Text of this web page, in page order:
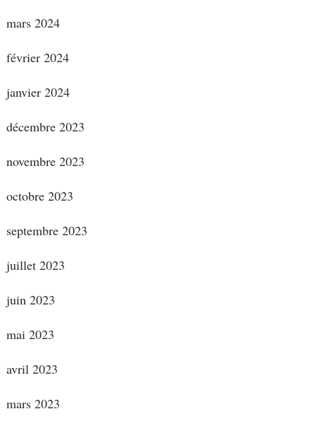
mars 2024
février 2024
janvier 2024
décembre 2023
novembre 2023
octobre 2023
septembre 2023
juillet 2023
juin 2023
mai 2023
avril 2023
mars 2023